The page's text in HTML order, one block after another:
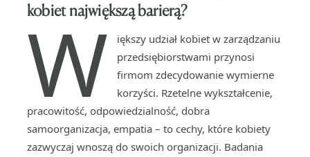
kobiet największą barierą?
W
iększy udział kobiet w zarządzaniu
przedsiębiorstwami przynosi
firmom zdecydowanie wymierne
korzyści. Rzetelne wykształcenie,
pracowitość, odpowiedzialność, dobra
samoorganizacja, empatia – to cechy, które kobiety
zazwyczaj wnoszą do swoich organizacji. Badania